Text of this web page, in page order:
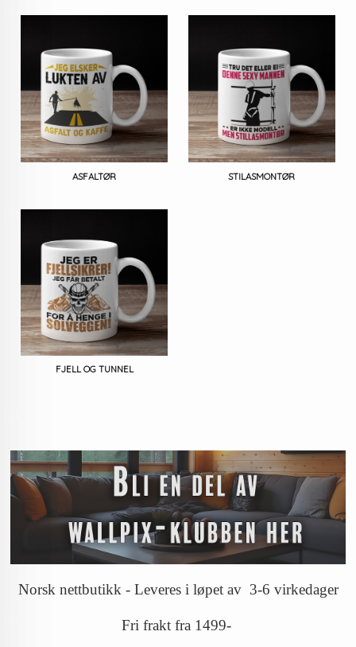
ASFALTØR STILASMONTØR
FJELL OG TUNNEL
Norsk nettbutikk - Leveres i løpet av 3-6 virkedager
Fri frakt fra 1499-